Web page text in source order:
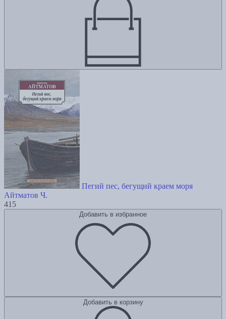
Пегий пес, бегущий краем моря
Айтматов Ч.
415
Добавить в избранное
Добавить в корзину